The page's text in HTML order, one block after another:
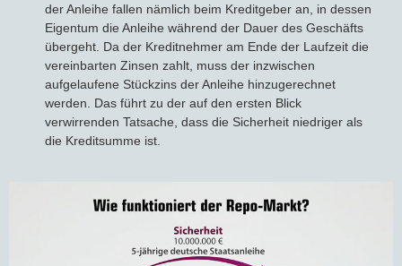
der Anleihe fallen nämlich beim Kreditgeber an, in dessen
Eigentum die Anleihe während der Dauer des Geschäfts
übergeht. Da der Kreditnehmer am Ende der Laufzeit die
vereinbarten Zinsen zahlt, muss der inzwischen
aufgelaufene Stückzins der Anleihe hinzugerechnet
werden. Das führt zu der auf den ersten Blick
verwirrenden Tatsache, dass die Sicherheit niedriger als
die Kreditsumme ist.